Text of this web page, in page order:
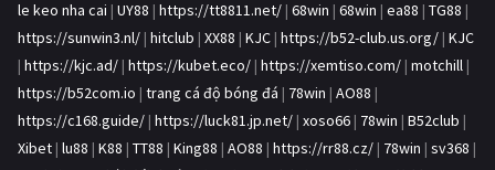
le keo nha cai | UY88 | https://tt8811.net/ | 68win | 68win | ea88 | TG88 |
https://sunwin3.nl/ | hitclub | XX88 | KJC | https://b52-club.us.org/ | KJC
| https://kjc.ad/ | https://kubet.eco/ | https://xemtiso.com/ | motchill |
https://b52com.io | trang cá độ bóng đá | 78win | AO88 |
https://c168.guide/ | https://luck81.jp.net/ | xoso66 | 78win | B52club |
Xibet | lu88 | K88 | TT88 | King88 | AO88 | https://rr88.cz/ | 78win | sv368 |